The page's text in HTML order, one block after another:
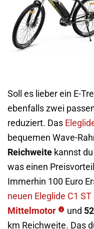
Soll es lieber ein E-
ebenfalls zwei
reduziert. Das
bequemen Wave-
Reichweite kannst du
was einen
Immerhin 100 Euro
neuen Eleglide C1
Mittelmotor
und
km Reichweite. Das